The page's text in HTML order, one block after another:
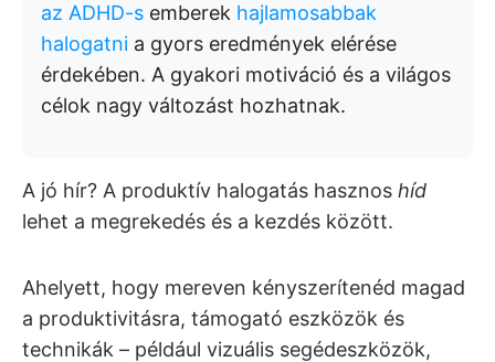
az ADHD-s emberek hajlamosabbak
halogatni a gyors eredmények elérése
érdekében. A gyakori motiváció és a világos
célok nagy változást hozhatnak.
A jó hír? A produktív halogatás hasznos híd
lehet a megrekedés és a kezdés között.
Ahelyett, hogy mereven kényszerítenéd magad
a produktivitásra, támogató eszközök és
technikák – például vizuális segédeszközök,